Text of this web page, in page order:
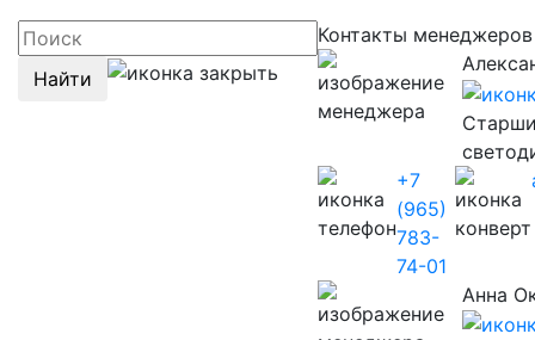
Найти
Контакты
+7
(965)
783-
74-01
Анна